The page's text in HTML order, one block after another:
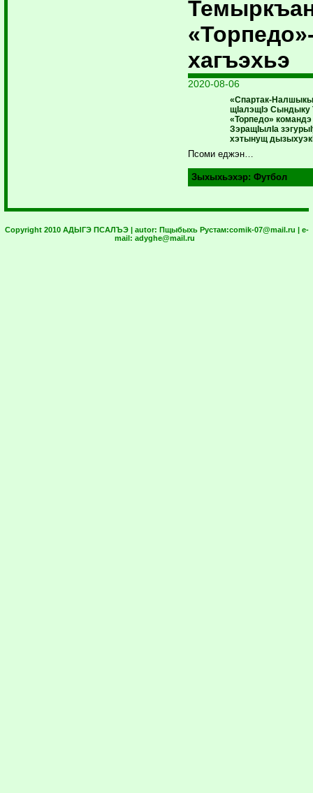
хагъэхьэ
2020-08-06
«Спартак-
щIалэщIэ Сындыку
«Торпедо»
ЗэращIылIа
хэтынущ
Псоми еджэн…
Зыхыхьэхэр: Футбол
Copyright 2010 АДЫГЭ ПСАЛЪЭ | autor: Пщыбыхь Рустам:comik-07@mail.ru | e-
mail: adyghe@mail.ru